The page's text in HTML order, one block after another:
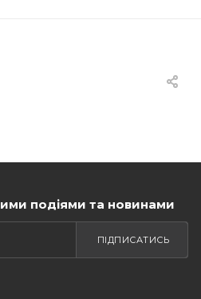
подіями та новинами
ПІДПИСАТИСЬ